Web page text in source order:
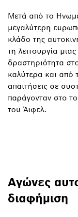
Μετά από το
μεγαλύτερη
κλάδο της
τη λειτουργία
δραστηριότητα
καλύτερα και από
απαιτήσεις σε
παράγονταν στο
του Άιφελ.
Αγώνες
διαφήμιση